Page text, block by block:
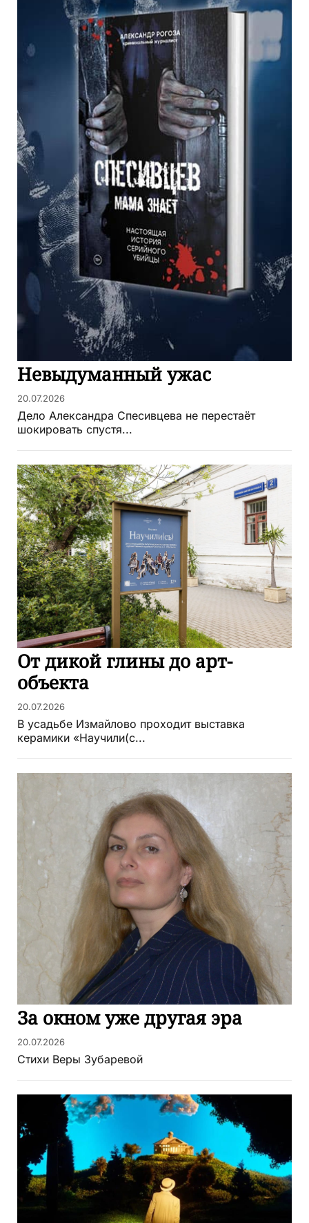
Невыдуманный ужас
20.07.2026
Дело Александра Спесивцева не перестаёт
шокировать спустя...
От дикой глины до арт-
объекта
20.07.2026
В усадьбе Измайлово проходит выставка
керамики «Научили(с...
За окном уже другая эра
20.07.2026
Стихи Веры Зубаревой